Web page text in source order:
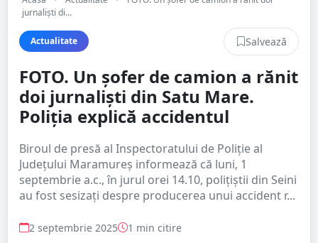
jurnaliști di...
Actualitate Salvează
FOTO. Un șofer de camion a rănit
doi jurnaliști din Satu Mare.
Poliția explică accidentul
Biroul de presă al Inspectoratului de Poliție al
Județului Maramureș informează că luni, 1
septembrie a.c., în jurul orei 14.10, polițiștii din Seini
au fost sesizați despre producerea unui accident r...
2 septembrie 2025 1 min citire